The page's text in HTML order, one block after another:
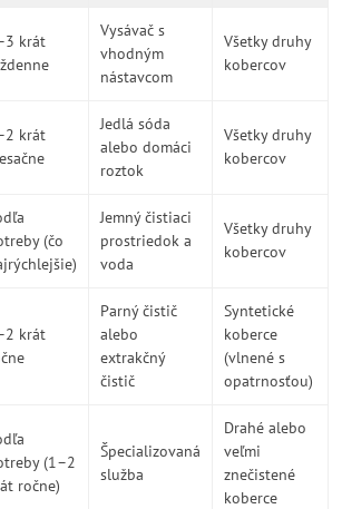
krát
Vysávač s
vhodným
nástavcom
Všetky druhy
kobercov
krát
Jedlá sóda
alebo domáci
roztok
Všetky druhy
kobercov
(čo
Jemný čistiaci
prostriedok a
voda
Všetky druhy
kobercov
krát
Parný čistič
alebo
extrakčný
čistič
Syntetické
koberce
(vlnené s
opatrnosťou)
(1–2
ročne)
Špecializovaná
služba
Drahé alebo
veľmi
znečistené
koberce